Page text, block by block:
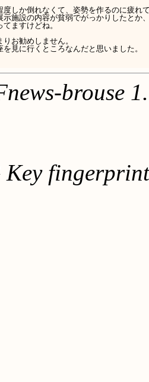
度しか倒れなくて、姿勢を作るのに疲れ
示施設の内容が貧弱でがっかりしたとか
ますけどね。
お勧めしません。
見に行くところなんだと思いました。
brouse
Key